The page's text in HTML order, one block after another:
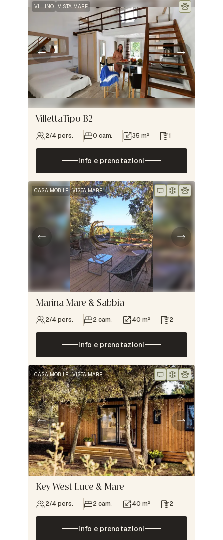
VILLINO VISTA MARE
VillettaTipo B2
2/4 pers. 0 cam. 35 m² 1
Info e prenotazioni
CASA MOBILE VISTA MARE
Marina Mare & Sabbia
2/4 pers. 2 cam. 40 m² 2
Info e prenotazioni
CASA MOBILE VISTA MARE
Key West Luce & Mare
2/4 pers. 2 cam. 40 m² 2
Info e prenotazioni